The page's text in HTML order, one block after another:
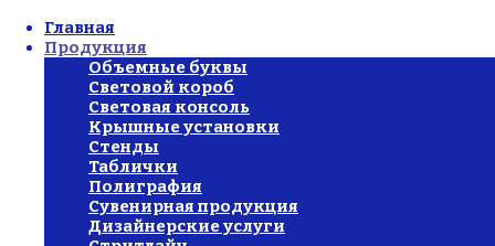
Главная
Продукция
Объемные буквы
Световой короб
Световая консоль
Крышные установки
Стенды
Таблички
Полиграфия
Сувенирная продукция
Дизайнерские услуги